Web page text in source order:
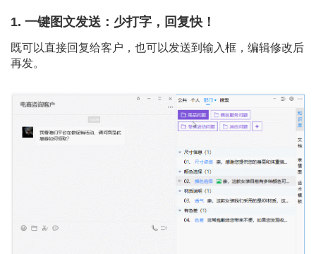
1. 一键图文发送：少打字，回复快！
既可以直接回复给客户，也可以发送到输入框，编辑修改后
再发。